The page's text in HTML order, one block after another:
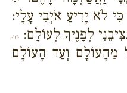
לֹא יָרִיעַ אֹיְבִי עָלָי:
לְפָנֶיךָ לְעוֹלָם: {יד}
מֵהָעוֹלָם וְעַד הָעוֹלָם